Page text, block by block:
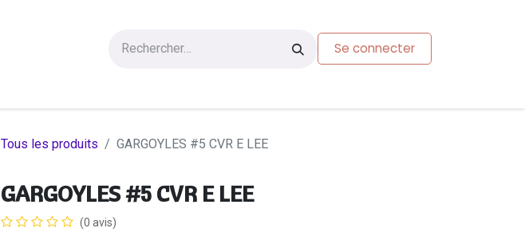
Se connecter
Tous les produits GARGOYLES #5 CVR E LEE
GARGOYLES #5 CVR E LEE
(0 avis)